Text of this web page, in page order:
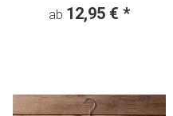
ab 12,95 € *